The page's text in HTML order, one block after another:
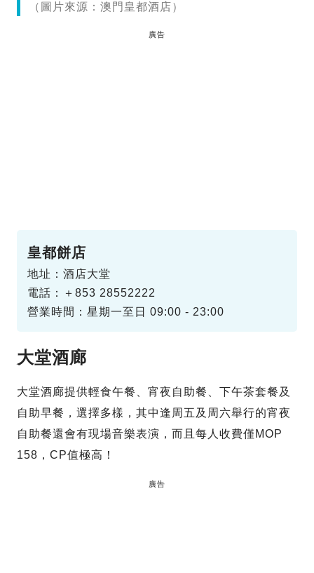
（圖片來源：澳門皇都酒店）
廣告
皇都餅店
地址：酒店大堂
電話：＋853 28552222
營業時間：星期一至日 09:00 - 23:00
大堂酒廊
大堂酒廊提供輕食午餐、宵夜自助餐、下午茶套餐及
自助早餐，選擇多樣，其中逢周五及周六舉行的宵夜
自助餐還會有現場音樂表演，而且每人收費僅MOP
158，CP值極高！
廣告